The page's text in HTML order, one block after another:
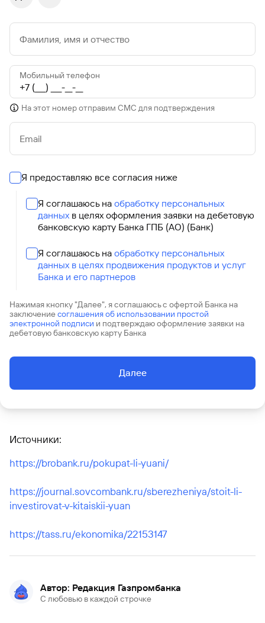
Фамилия, имя и отчество
Мобильный телефон
На этот номер отправим СМС для подтверждения
Email
Я предоставляю все согласия ниже
Я соглашаюсь на обработку персональных
данных в целях оформления заявки на дебетовую
банковскую карту Банка ГПБ (АО) (Банк)
Я соглашаюсь на обработку персональных
данных в целях продвижения продуктов и услуг
Банка и его партнеров
Нажимая кнопку "Далее", я соглашаюсь с офертой Банка на
заключениесоглашения об использовании простой
электронной подписи и подтверждаю оформление заявки на
дебетовую банковскую карту Банка
Далее
Источники:
https://brobank.ru/pokupat-li-yuani/
https://journal.sovcombank.ru/sberezheniya/stoit-li-
investirovat-v-kitaiskii-yuan
https://tass.ru/ekonomika/22153147
Автор: Редакция Газпромбанка
С любовью в каждой строчке